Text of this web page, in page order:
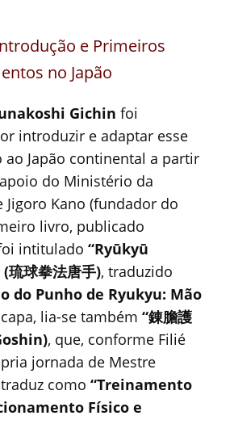
e Primeiros
no Japão
Gichin foi
introduzir e adaptar esse
Japão continental a partir
do Ministério da
Jigoro Kano (fundador do
livro, publicado
intitulado “Ryūkyū
琉球拳法唐手), traduzido
do Punho de Ryukyu: Mão
lia-se também “錬膽護
, que, conforme Filié
jornada de Mestre
como “Treinamento
Físico e